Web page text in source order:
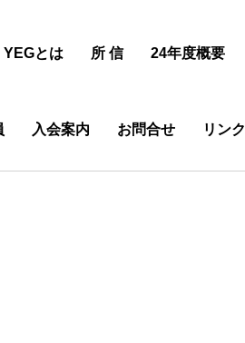
YEGとは 所 信 24年度概要
入会案内 お問合せ リンク